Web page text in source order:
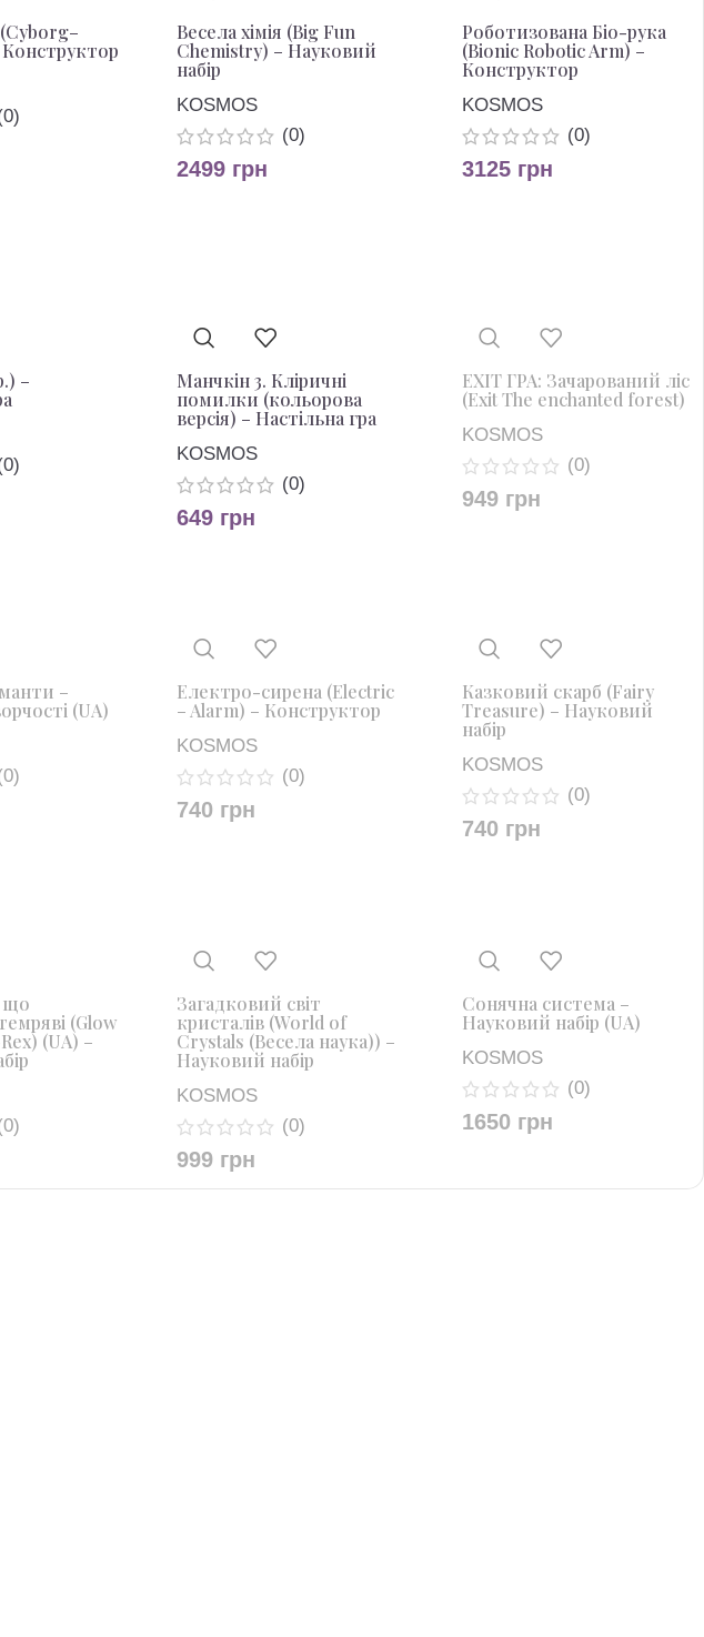
Весела хімія (Big Fun
Chemistry) – Науковий
набір
KOSMOS
(0)
2499 грн
Роботизована Біо-рука
(Bionic Robotic Arm) –
Конструктор
KOSMOS
(0)
3125 грн
–
Манчкін 3. Кліричні
помилки (кольорова
версія) – Настільна гра
KOSMOS
(0)
649 грн
EXIT ГРА: Зачарований ліс
(Exit The enchanted forest)
KOSMOS
(0)
949 грн
–
(UA)
Електро-сирена (Electric
– Alarm) – Конструктор
KOSMOS
(0)
740 грн
Казковий скарб (Fairy
Treasure) – Науковий
набір
KOSMOS
(0)
740 грн
що
(Glow
(UA) –
Загадковий світ
кристалів (World of
Crystals (Весела наука)) –
Науковий набір
KOSMOS
(0)
999 грн
Сонячна система –
Науковий набір (UA)
KOSMOS
(0)
1650 грн